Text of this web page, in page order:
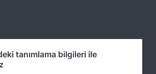
tanımlama bilgileri ile